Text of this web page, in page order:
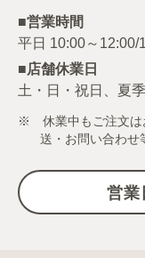
■営業時間
■店舗休業日
土・日・祝日、夏
※ 休業中もご注文は
送・お問い合わせ
営業